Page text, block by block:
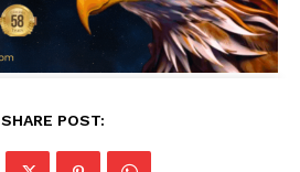
SHARE POST: